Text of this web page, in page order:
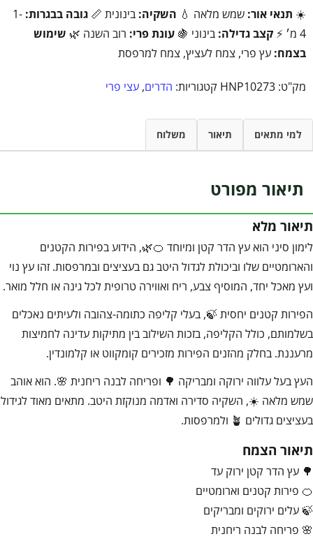
☀️ תנאי אור: שמש מלאה 💧 השקיה: בינונית 📏 גובה בבגרות: 1-
4 מ׳ ⚡
קצב גדילה: בינוני 🍇 עונת פרי: רוב השנה 🌿 שימוש
בצמח: עץ פרי, צמח לעציץ, צמח למרפסת
מק"ט: HNP10273 קטגוריות: הדרים, עצי פרי
למי מתאים תיאור משלוח
תיאור מפורט
תיאור מלא
לימון סיני הוא עץ הדר קטן ומיוחד 🍊🌿, הידוע בפירות הקטנים
והארומטיים שלו וביכולת לגדול היטב גם בעציצים ובמרפסות. זהו עץ נוי
ועץ מאכל יחד, המוסיף צבע, ריח ואווירה טרופית לכל גינה או חלל מואר.
הפירות קטנים יחסית 🍃, בעלי קליפה כתומה-צהובה ולעיתים נאכלים
בשלמותם, כולל הקליפה, בזכות השילוב בין מתיקות עדינה לחמיצות
מרעננת. בחלק מהזנים הפירות מזכירים קומקווט או קלמונדין.
העץ בעל עלווה ירוקה ומבריקה 🌳 ופריחה לבנה ריחנית 🌸. הוא אוהב
שמש מלאה ☀️, השקיה סדירה ואדמה מנוקזת היטב. מתאים מאוד לגידול
בעציצים גדולים 🪴 ולמרפסות.
תיאור הצמח
🌳 עץ הדר קטן ירוק עד
🍊 פירות קטנים וארומטיים
🍃 עלים ירוקים ומבריקים
🌸 פריחה לבנה ריחנית